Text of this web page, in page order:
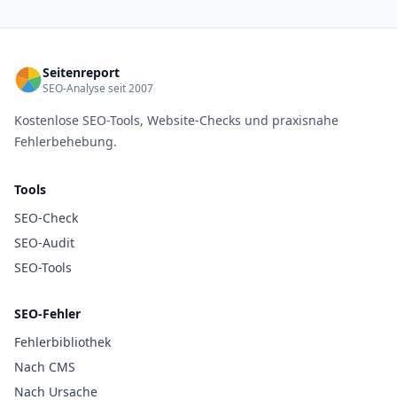
Seitenreport
SEO-Analyse seit 2007
Kostenlose SEO-Tools, Website-Checks und praxisnahe
Fehlerbehebung.
Tools
SEO-Check
SEO-Audit
SEO-Tools
SEO-Fehler
Fehlerbibliothek
Nach CMS
Nach Ursache